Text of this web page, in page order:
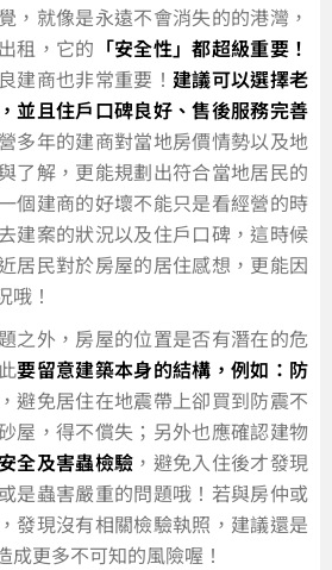
，就像是永遠不會消失的的港灣，
租，它的 「安全性」都超級重要！
建商也非常重要！ 建議可以選擇老
並且住戶口碑良好、售後服務完善
多年的建商對當地房價情勢以及地
了解，更能規劃出符合當地居民的
個建商的好壞不能只是看經營的時
建案的狀況以及住戶口碑，這時候
居民對於房屋的居住感想，更能因
哦！
之外，房屋的位置是否有潛在的危
要留意建築本身的結構，例如：防
，避免居住在地震帶上卻買到防震不
屋，得不償失；另外也應確認建物
全及害蟲檢驗 ，避免入住後才發現
是蟲害嚴重的問題哦！若與房仲或
發現沒有相關檢驗執照，建議還是
成更多不可知的風險喔！